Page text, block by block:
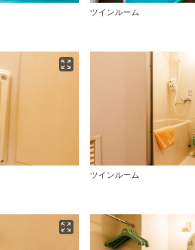
ツインルーム
ツインルーム